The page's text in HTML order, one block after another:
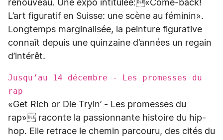
renouveau. Une expo intitulée:«Come-back!
L’art figuratif en Suisse: une scène au féminin».
Longtemps marginalisée, la peinture figurative
connaît depuis une quinzaine d’années un regain
d’intérêt.
Jusqu’au 14 décembre - Les promesses du
rap
«Get Rich or Die Tryin’ - Les promesses du
rap» raconte la passionnante histoire du hip-
hop. Elle retrace le chemin parcouru, des cités du